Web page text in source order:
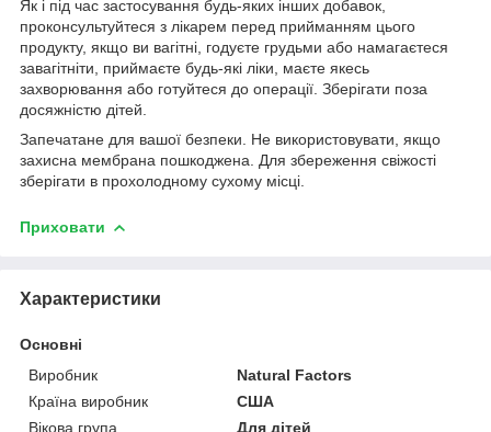
Як і під час застосування будь-яких інших добавок,
проконсультуйтеся з лікарем перед прийманням цього
продукту, якщо ви вагітні, годуєте грудьми або намагаєтеся
завагітніти, приймаєте будь-які ліки, маєте якесь
захворювання або готуйтеся до операції. Зберігати поза
досяжністю дітей.
Запечатане для вашої безпеки. Не використовувати, якщо
захисна мембрана пошкоджена. Для збереження свіжості
зберігати в прохолодному сухому місці.
Приховати
Характеристики
Основні
Виробник
Natural Factors
Країна виробник
США
Вікова група
Для дітей